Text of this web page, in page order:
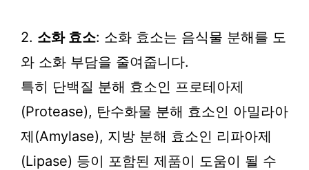
2. 소화 효소: 소화 효소는 음식물 분해를 도
와 소화 부담을 줄여줍니다.
특히 단백질 분해 효소인 프로테아제
(Protease), 탄수화물 분해 효소인 아밀라아
제(Amylase), 지방 분해 효소인 리파아제
(Lipase) 등이 포함된 제품이 도움이 될 수